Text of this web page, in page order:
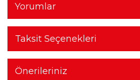
Yorumlar
Taksit Seçenekleri
Önerileriniz